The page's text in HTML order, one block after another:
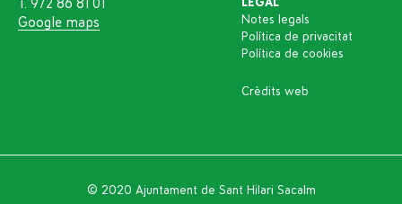
T. 972 86 81 01
Google maps
LEGAL
Notes legals
Política de privacitat
Política de cookies
Crèdits web
© 2020 Ajuntament de Sant Hilari Sacalm